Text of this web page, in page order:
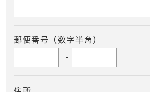
郵便番号（数字半角）
-